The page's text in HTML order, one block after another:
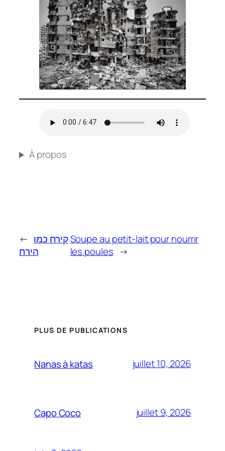
À propos
← קירח כמו
הירח
Soupe au petit-lait pour nourrir
les poules →
PLUS DE PUBLICATIONS
Nanas à katas juillet 10, 2026
Capo Coco juillet 9, 2026